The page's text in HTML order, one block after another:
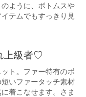
ように、ボトムスや
テムでもすっきり見
上級者♡
ト。ファー特有のボ
いファータッチ素材
着こなせます。さま